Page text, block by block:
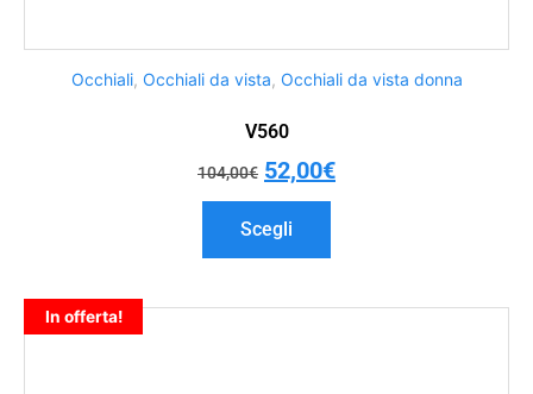
Occhiali, Occhiali da vista, Occhiali da vista donna
V560
104,00€ 52,00€
Scegli
In offerta!